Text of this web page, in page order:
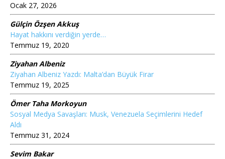
Ocak 27, 2026
Gülçin Özşen Akkuş
Hayat hakkını verdiğin yerde…
Temmuz 19, 2020
Ziyahan Albeniz
Ziyahan Albeniz Yazdı: Malta’dan Büyük Firar
Temmuz 19, 2025
Ömer Taha Morkoyun
Sosyal Medya Savaşları: Musk, Venezuela Seçimlerini Hedef
Aldı
Temmuz 31, 2024
Sevim Bakar